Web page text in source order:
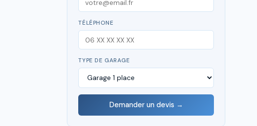
TÉLÉPHONE
TYPE DE GARAGE
Demander un devis →